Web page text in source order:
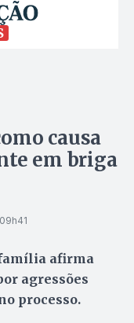
causa
em briga
afirma
agressões
processo.